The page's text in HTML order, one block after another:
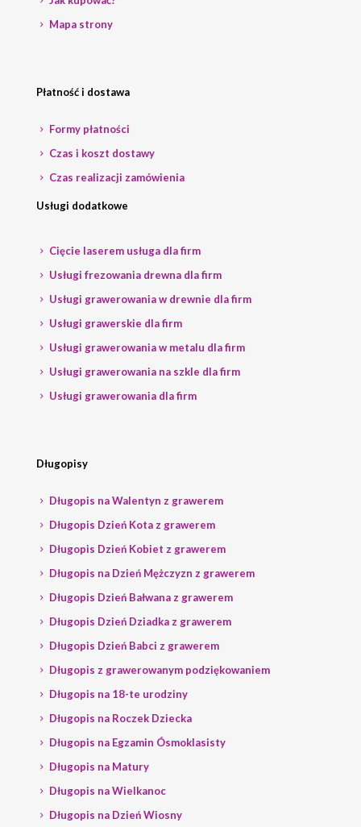
Mapa strony
Płatność i dostawa
Formy płatności
Czas i koszt dostawy
Czas realizacji zamówienia
Usługi dodatkowe
Cięcie laserem usługa dla firm
Usługi frezowania drewna dla firm
Usługi grawerowania w drewnie dla firm
Usługi grawerskie dla firm
Usługi grawerowania w metalu dla firm
Usługi grawerowania na szkle dla firm
Usługi grawerowania dla firm
Długopisy
Długopis na Walentyn z grawerem
Długopis Dzień Kota z grawerem
Długopis Dzień Kobiet z grawerem
Długopis na Dzień Mężczyzn z grawerem
Długopis Dzień Bałwana z grawerem
Długopis Dzień Dziadka z grawerem
Długopis Dzień Babci z grawerem
Długopis z grawerowanym podziękowaniem
Długopis na 18-te urodziny
Długopis na Roczek Dziecka
Długopis na Egzamin Ósmoklasisty
Długopis na Matury
Długopis na Wielkanoc
Długopis na Dzień Wiosny